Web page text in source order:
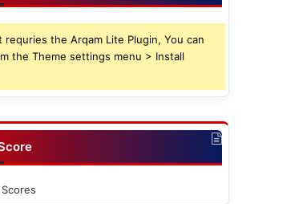
requries the Arqam Lite Plugin, You can
the Theme settings menu > Install